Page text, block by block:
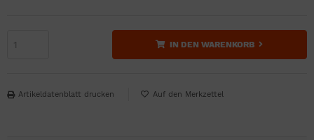
IN DEN WARENKORB
Artikeldatenblatt drucken